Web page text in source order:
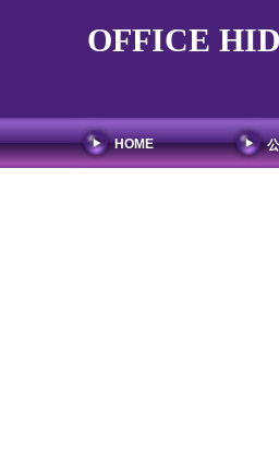
OFFICE
HOME